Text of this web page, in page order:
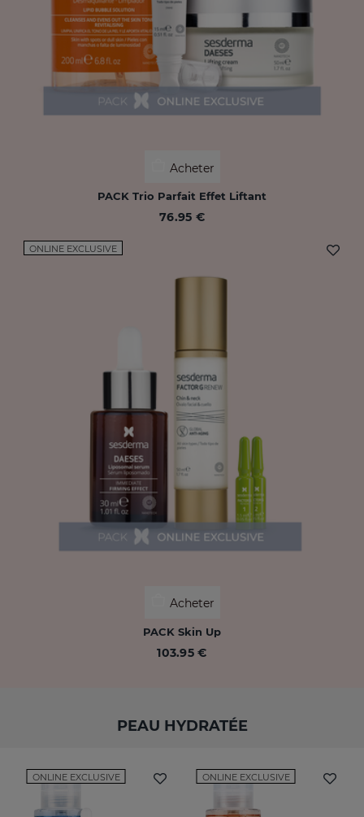
Acheter
PACK Trio Parfait Effet Liftant
76.95 €
ONLINE EXCLUSIVE
Acheter
PACK Skin Up
103.95 €
PEAU HYDRATÉE
ONLINE EXCLUSIVE ONLINE EXCLUSIVE